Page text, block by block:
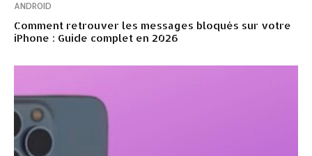
ANDROID
Comment retrouver les messages bloqués sur votre
iPhone : Guide complet en 2026